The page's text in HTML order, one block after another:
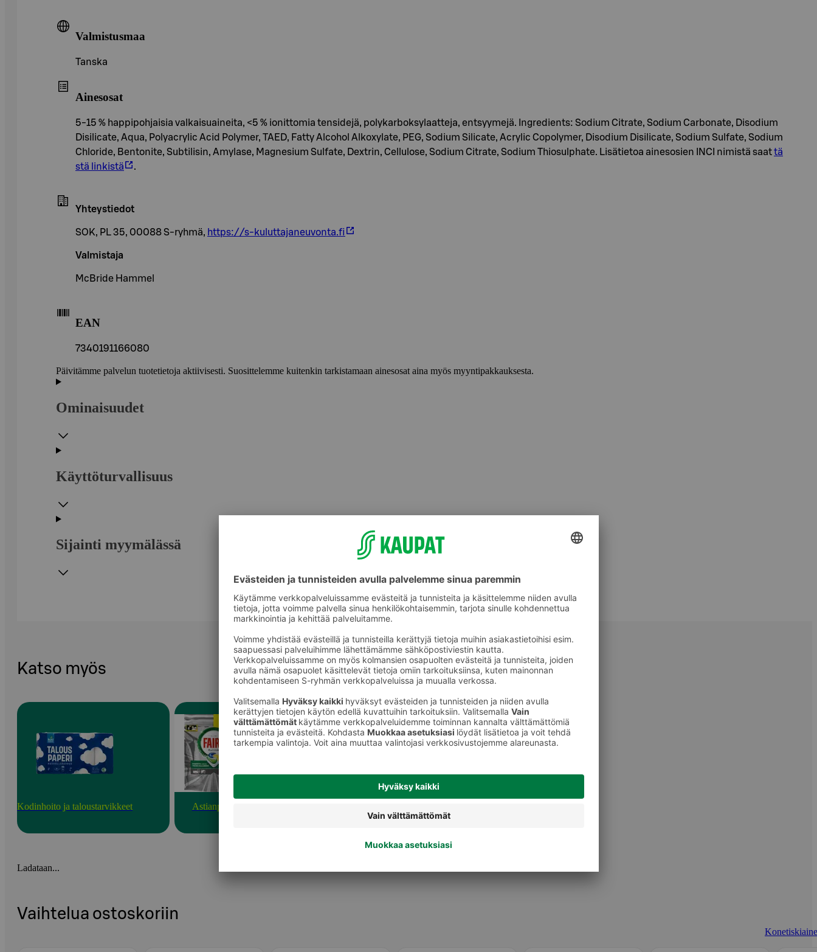
Valmistusmaa
Tanska
Ainesosat
5-15 % happipohjaisia valkaisuaineita, <5 % ionittomia tensidejä, polykarboksylaatteja, entsyymejä. Ingredients: Sodium Citrate, Sodium Carbonate, Disodium
Disilicate, Aqua, Polyacrylic Acid Polymer, TAED, Fatty Alcohol Alkoxylate, PEG, Sodium Silicate, Acrylic Copolymer, Disodium Disilicate, Sodium Sulfate, Sodium
Chloride, Bentonite, Subtilisin, Amylase, Magnesium Sulfate, Dextrin, Cellulose, Sodium Citrate, Sodium Thiosulphate. Lisätietoa ainesosien INCI nimistä saattä
stä linkistä
.
Yhteystiedot
SOK, PL 35, 00088 S-ryhmä, https://s-kuluttajaneuvonta.fi
Valmistaja
McBride Hammel
EAN
7340191166080
Päivitämme palvelun tuotetietoja aktiivisesti. Suosittelemme kuitenkin tarkistamaan ainesosat aina myös myyntipakkauksesta.
Ominaisuudet
Käyttöturvallisuus
Sijainti myymälässä
Katso myös
Kodinhoito ja taloustarvikkeet Astianpesu
Ladataan...
Vaihtelua ostoskoriin